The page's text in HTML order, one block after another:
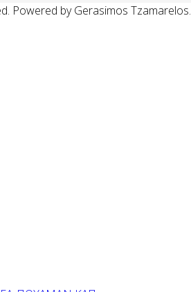
Powered by Gerasimos Tzamarelos.